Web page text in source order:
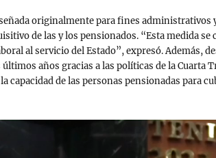
originalmente para fines
de las y los pensionados. “Esta medida
al servicio del Estado”, expresó. Además,
años gracias a las políticas de la Cuarta
de las personas pensionadas para